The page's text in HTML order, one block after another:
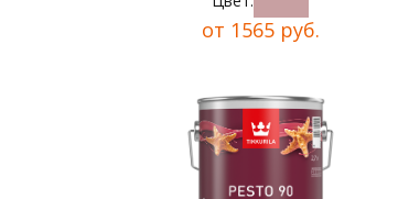
от 1565 руб.